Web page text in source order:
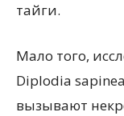
тайги.
Мало того,
Diplodia
вызывают